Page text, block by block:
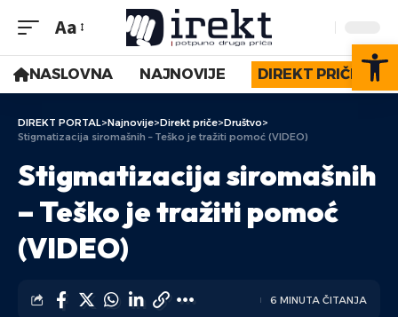
Aa
NASLOVNA NAJNOVIJE DIREKT PRIČE
DIREKT PORTAL>Najnovije>Direkt priče>Društvo>
Stigmatizacija siromašnih – Teško je tražiti pomoć (VIDEO)
Stigmatizacija siromašnih
– Teško je tražiti pomoć
(VIDEO)
6 MINUTA ČITANJA